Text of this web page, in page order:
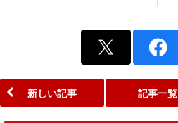
新しい記事 記事一覧